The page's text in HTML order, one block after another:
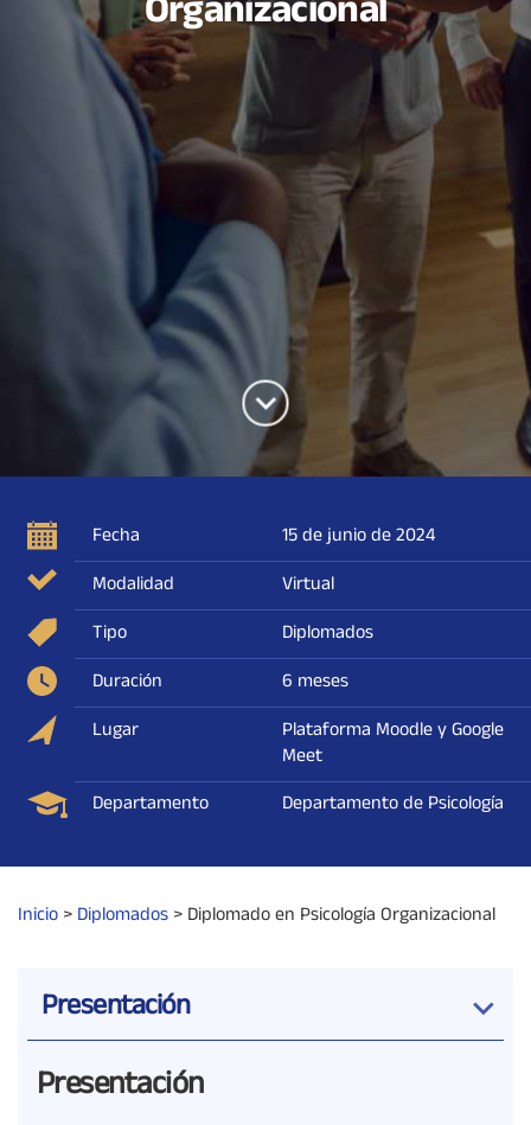
Organizacional
Fecha
15 de junio de 2024
Modalidad
Virtual
Tipo
Diplomados
Duración
6 meses
Lugar
Plataforma Moodle y Google
Meet
Departamento
Departamento de Psicología
Inicio>Diplomados>Diplomado en Psicología Organizacional
Presentación
Presentación